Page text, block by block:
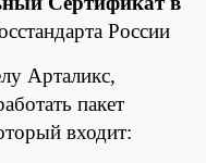
России
Арталикс,
пакет
входит: